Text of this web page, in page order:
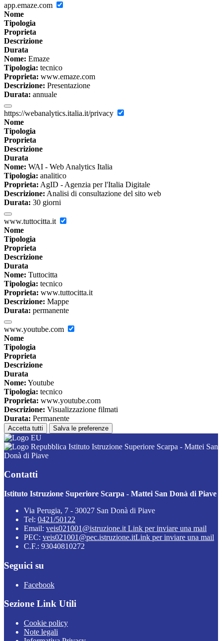
app.emaze.com
Nome
Tipologia
Proprieta
Descrizione
Durata
Nome: Emaze
Tipologia: tecnico
Proprieta: www.emaze.com
Descrizione: Presentazione
Durata: annuale
https://webanalytics.italia.it/privacy
Nome
Tipologia
Proprieta
Descrizione
Durata
Nome: WAI - Web Analytics Italia
Tipologia: analitico
Proprieta: AgID - Agenzia per l'Italia Digitale
Descrizione: Analisi di consultazione del sito web
Durata: 30 giorni
www.tuttocitta.it
Nome
Tipologia
Proprieta
Descrizione
Durata
Nome: Tuttocitta
Tipologia: tecnico
Proprieta: www.tuttocitta.it
Descrizione: Mappe
Durata: permanente
www.youtube.com
Nome
Tipologia
Proprieta
Descrizione
Durata
Nome: Youtube
Tipologia: tecnico
Proprieta: www.youtube.com
Descrizione: Visualizzazione filmati
Durata: Permanente
Accetta tutti Salva le preferenze
Istituto Istruzione Superiore Scarpa - Mattei San
Donà di Piave
Contatti
Istituto Istruzione Superiore Scarpa - Mattei San Donà di Piave
Via Perugia, 7 - 30027 San Donà di Piave
Tel: 0421/50122
Email: veis021001@istruzione.it Link per inviare una mail
PEC: veis021001@pec.istruzione.itLink per inviare una mail
C.F.: 93040810272
Seguici su
Facebook
Sezione Link Utili
Cookie policy
Note legali